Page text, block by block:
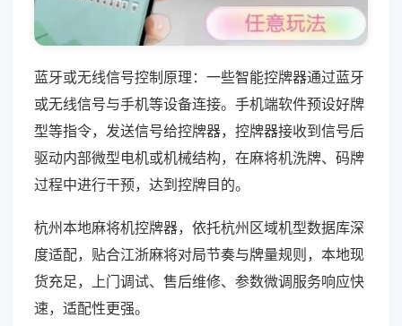
蓝牙或无线信号控制原理：一些智能控牌器通过蓝牙
或无线信号与手机等设备连接。手机端软件预设好牌
型等指令，发送信号给控牌器，控牌器接收到信号后
驱动内部微型电机或机械结构，在麻将机洗牌、码牌
过程中进行干预，达到控牌目的。
杭州本地麻将机控牌器，依托杭州区域机型数据库深
度适配，贴合江浙麻将对局节奏与牌量规则，本地现
货充足，上门调试、售后维修、参数微调服务响应快
速，适配性更强。